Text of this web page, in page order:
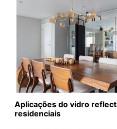
Aplicações do vidro
residenciais